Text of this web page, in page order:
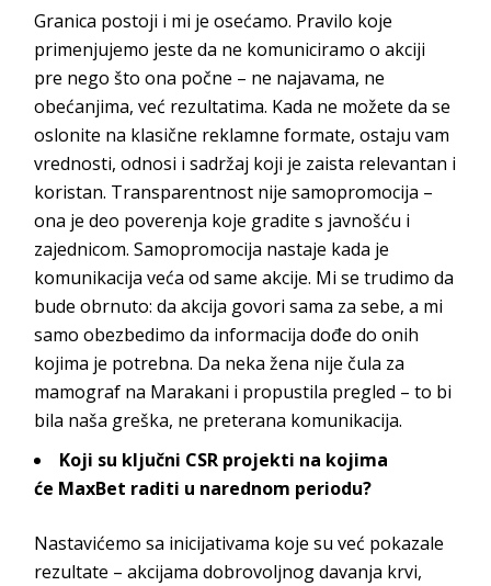
Granica postoji i mi je osećamo. Pravilo koje
primenjujemo jeste da ne komuniciramo o akciji
pre nego što ona počne – ne najavama, ne
obećanjima, već rezultatima. Kada ne možete da se
oslonite na klasične reklamne formate, ostaju vam
vrednosti, odnosi i sadržaj koji je zaista relevantan i
koristan. Transparentnost nije samopromocija –
ona je deo poverenja koje gradite s javnošću i
zajednicom. Samopromocija nastaje kada je
komunikacija veća od same akcije. Mi se trudimo da
bude obrnuto: da akcija govori sama za sebe, a mi
samo obezbedimo da informacija dođe do onih
kojima je potrebna. Da neka žena nije čula za
mamograf na Marakani i propustila pregled – to bi
bila naša greška, ne preterana komunikacija.
Koji su ključni CSR projekti na kojima
će MaxBet raditi u narednom periodu?
Nastavićemo sa inicijativama koje su već pokazale
rezultate – akcijama dobrovoljnog davanja krvi,